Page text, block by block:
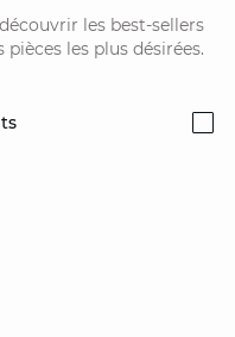
les best-sellers
les plus désirées.